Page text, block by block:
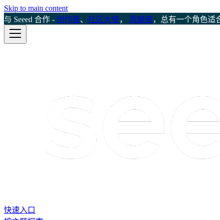
Skip to main content
与 Seeed 合作 - 创作者、 社区大使， 贡献者，总有一个角色适
快速入口